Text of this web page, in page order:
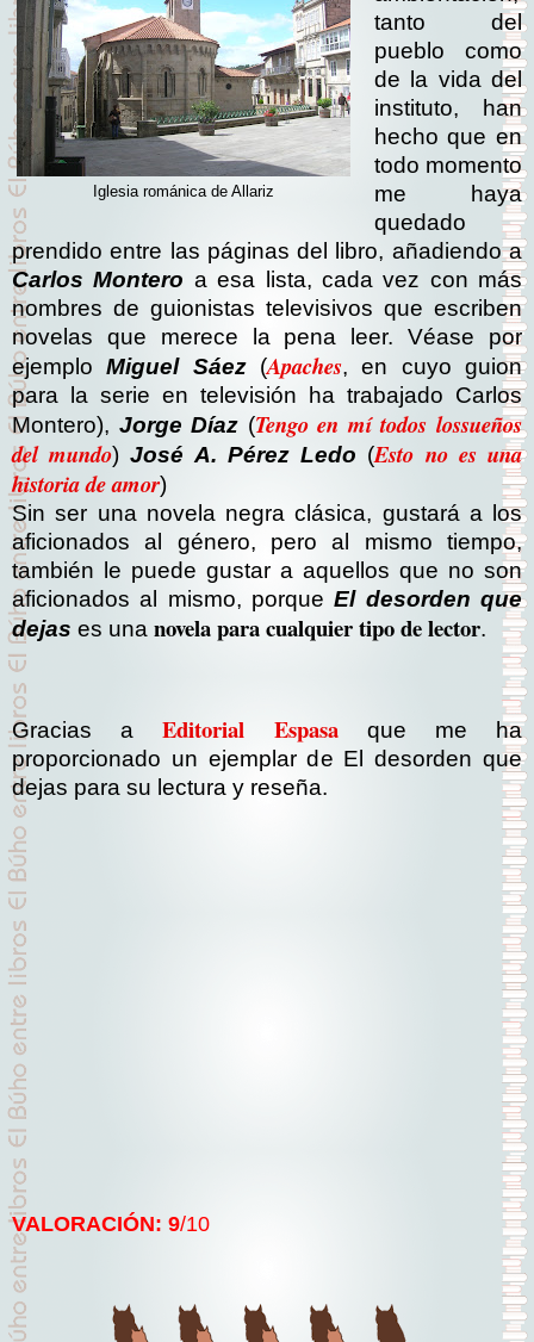
Iglesia románica de Allariz
tanto del
pueblo como
de la vida del
instituto, han
hecho que en
todo momento
me haya
quedado
prendido entre las páginas del libro, añadiendo a
Carlos Montero a esa lista, cada vez con más
nombres de guionistas televisivos que escriben
novelas que merece la pena leer. Véase por
ejemploMiguel Sáez(Apaches, en cuyo guion
para la serie en televisión ha trabajado Carlos
Montero), Jorge Díaz (Tengo en mí todos lossueños
del mundo)José A. Pérez Ledo (Esto no es una
historia de amor)
Sin ser una novela negra clásica, gustará a los
aficionados al género, pero al mismo tiempo,
también le puede gustar a aquellos que no son
aficionados al mismo, porqueEl desorden que
dejas es una novela para cualquier tipo de lector.
Gracias aEditorial Espasaque me ha
proporcionado un ejemplar de El desorden que
dejas para su lectura y reseña.
VALORACIÓN: 9/10